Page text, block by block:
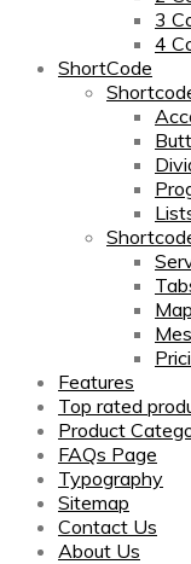
3
4
ShortCode
Features
Top rated
Product
FAQs Page
Typography
Sitemap
Contact Us
About Us